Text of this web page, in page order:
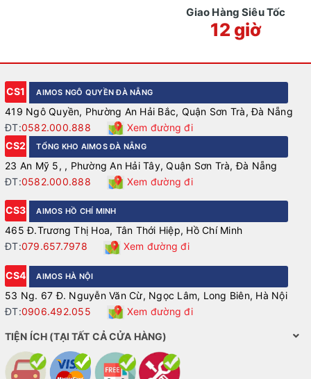
Giao Hàng Siêu Tốc
12 giờ
CS1 AIMOS NGÔ QUYỀN ĐÀ NẴNG
419 Ngô Quyền, Phường An Hải Bắc, Quận Sơn Trà, Đà Nẵng
ĐT:0582.000.888
Xem đường đi
CS2
TỔNG KHO AIMOS ĐÀ NẴNG
23 An Mỹ 5, , Phường An Hải Tây, Quận Sơn Trà, Đà Nẵng
ĐT:0582.000.888 Xem đường đi
CS3 AIMOS HỒ CHÍ MINH
465 Đ.Trương Thị Hoa, Tân Thới Hiệp, Hồ Chí Minh
ĐT:079.657.7978 Xem đường đi
CS4 AIMOS HÀ NỘI
53 Ng. 67 Đ. Nguyễn Văn Cừ, Ngọc Lâm, Long Biên, Hà Nội
ĐT:0906.492.055 Xem đường đi
TIỆN ÍCH (TẠI TẤT CẢ CỬA HÀNG)